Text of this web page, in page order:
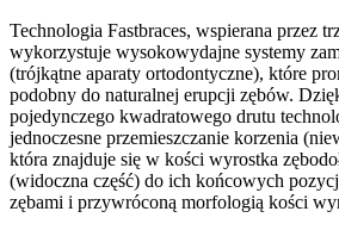
Technologia Fastbraces, wspierana przez
wykorzystuje wysokowydajne systemy
(trójkątne aparaty ortodontyczne), które
podobny do naturalnej erupcji zębów.
pojedynczego kwadratowego drutu
jednoczesne przemieszczanie korzenia
która znajduje się w kości wyrostka
(widoczna część) do ich końcowych
zębami i przywróconą morfologią kości